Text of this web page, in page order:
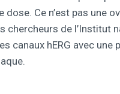
Ce n’est pas une
chercheurs de l’Institut
canaux hERG avec une